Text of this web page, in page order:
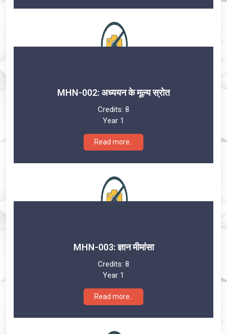
MHN-002: अध्ययन के मूल्य स्रोत
Credits: 8
Year 1
Read more..
MHN-003: ज्ञान मीमांसा
Credits: 8
Year 1
Read more..